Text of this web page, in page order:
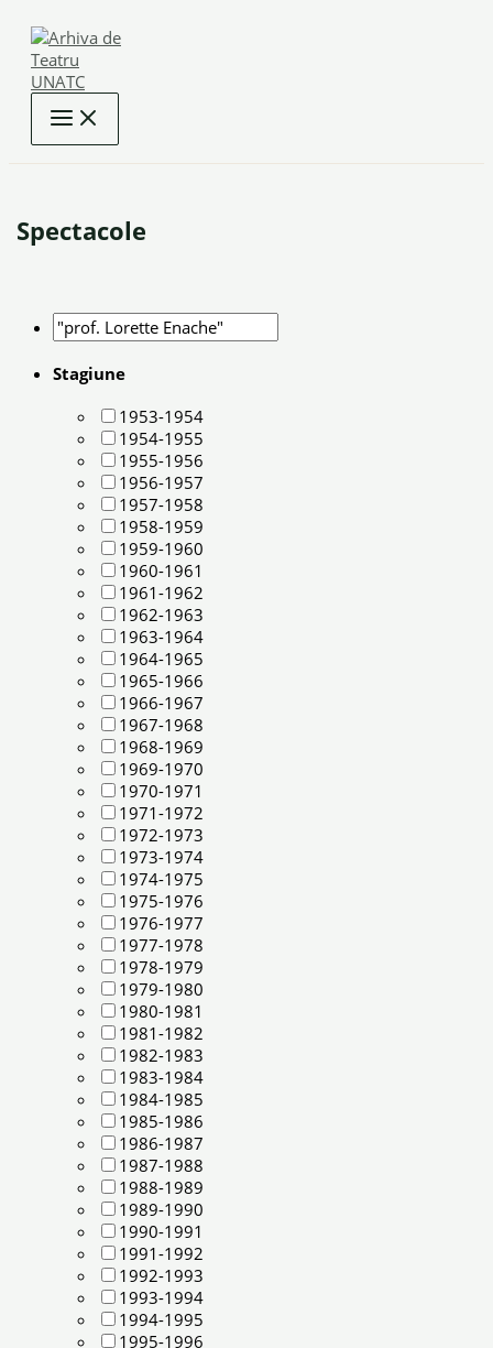
content
Spectacole
Stagiune
1953-1954
1954-1955
1955-1956
1956-1957
1957-1958
1958-1959
1959-1960
1960-1961
1961-1962
1962-1963
1963-1964
1964-1965
1965-1966
1966-1967
1967-1968
1968-1969
1969-1970
1970-1971
1971-1972
1972-1973
1973-1974
1974-1975
1975-1976
1976-1977
1977-1978
1978-1979
1979-1980
1980-1981
1981-1982
1982-1983
1983-1984
1984-1985
1985-1986
1986-1987
1987-1988
1988-1989
1989-1990
1990-1991
1991-1992
1992-1993
1993-1994
1994-1995
1995-1996